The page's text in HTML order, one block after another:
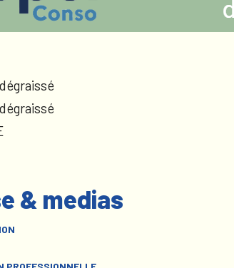
& medias